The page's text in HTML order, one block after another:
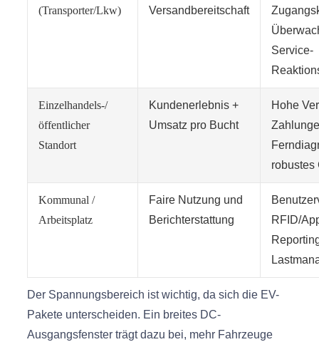
(Transporter/Lkw)
Versandbereitschaft
Service-
Einzelhandels-/
öffentlicher
Standort
Kundenerlebnis +
Umsatz pro Bucht
Hohe
robustes
Kommunal /
Arbeitsplatz
Faire Nutzung und
Berichterstattung
RFID/
Der Spannungsbereich ist wichtig, da sich die EV-
Pakete unterscheiden. Ein breites DC-
Ausgangsfenster trägt dazu bei, mehr Fahrzeuge